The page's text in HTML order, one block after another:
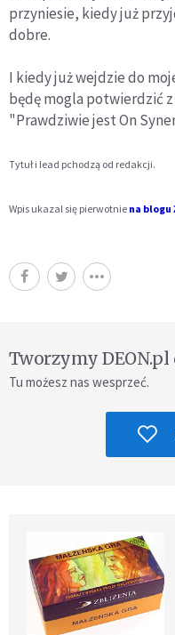
przyniesie, kiedy już
dobre.
I kiedy już wejdzie do
będę mogla potwierdzić
"Prawdziwie jest On
Tytuł i lead pchodzą od redakcji.
Wpis ukazal się pierwotnie na blogu
Tworzymy DEON.pl
Tu możesz nas wesprzeć.